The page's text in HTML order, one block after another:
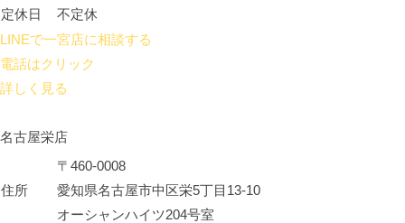
定休日
不定休
LINEで一宮店に相談する
電話はクリック
詳しく見る
名古屋栄店
住所
〒460-0008
愛知県名古屋市中区栄5丁目13-10
オーシャンハイツ204号室